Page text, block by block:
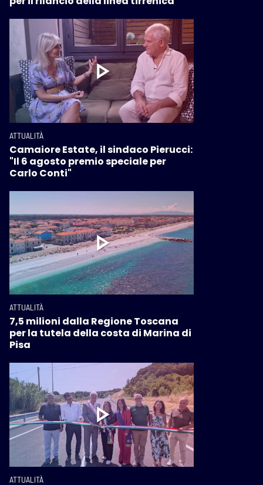
ATTUALITÀ
Camaiore Estate, il sindaco Pierucci:
"Il 6 agosto premio speciale per
Carlo Conti"
ATTUALITÀ
7,5 milioni dalla Regione Toscana
per la tutela della costa di Marina di
Pisa
ATTUALITÀ